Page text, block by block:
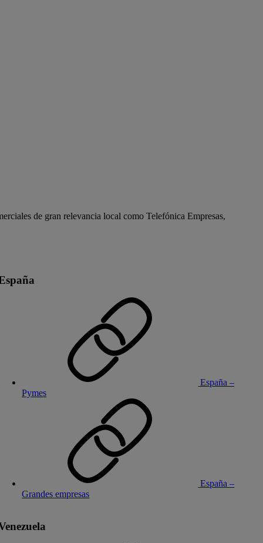
de gran relevancia local como Telefónica Empresas,
España –
Pymes
España –
Grandes empresas